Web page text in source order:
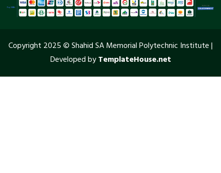
Copyright 2025 © Shahid SA Memorial Polytechnic Institute |
Developed byTemplateHouse.net